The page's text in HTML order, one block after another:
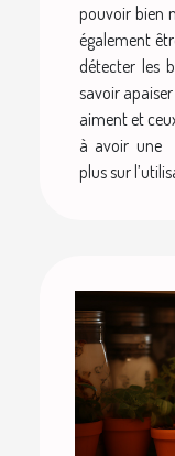
pouvoir bien
également
détecter les
savoir apaiser
aiment et
à avoir une
plus sur